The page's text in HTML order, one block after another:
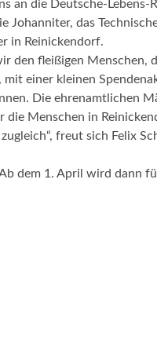
an die Deutsche-Lebens-
Johanniter, das
in Reinickendorf.
den fleißigen Menschen,
einer kleinen
Die ehrenamtlichen
Menschen in
freut sich Felix
dem 1. April wird dann